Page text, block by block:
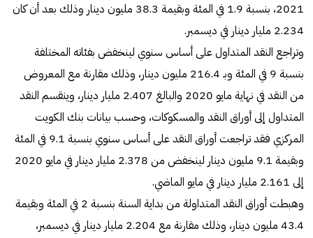
2021، بنسبة 1.9 في المئة وبقيمة 38.3 مليون دينار وذلك بعد أن كان
2.234 مليار دينار في ديسمبر.
وتراجع النقد المتداول على أساس سنوي لينخفض بفئاته المختلفة
بنسبة 9 في المئة وبـ 216.4 مليون دينار، وذلك مقارنة مع المعروض
من النقد في نهاية مايو 2020 والبالغ 2.407 مليار دينار، وينقسم النقد
المتداول إلى أوراق النقد والمسكوكات، وحسب بيانات بنك الكويت
المركزي فقد تراجعت أوراق النقد على أساس سنوي بنسبة 9.1 في المئة
وبقيمة 9.1 مليون دينار لينخفض من 2.378 مليار دينار في مايو 2020
إلى 2.161 مليار دينار في مايو الماضي.
وهبطت أوراق النقد المتداولة من بداية السنة بنسبة 2 في المئة وبقيمة
43.4 مليون دينار، وذلك مقارنة مع 2.204 مليار دينار في ديسمبر،